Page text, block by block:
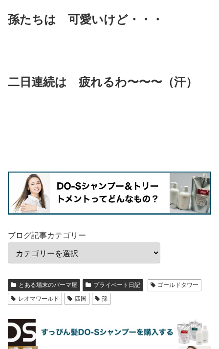
孫たちは 可愛いけど・・・
二日連続は 疲れるわ〜〜〜（汗）
ブログ記事カテゴリー
とある場末のパーマ屋 プライベート日記
ゴールドタワー
レオマワールド
四国 孫